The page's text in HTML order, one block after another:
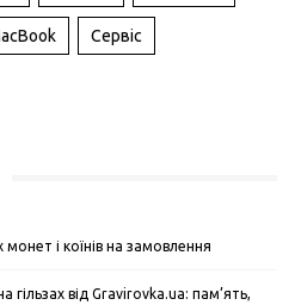
Сервіс
і коїнів на замовлення
гільзах від Gravirovka.ua: пам’ять,